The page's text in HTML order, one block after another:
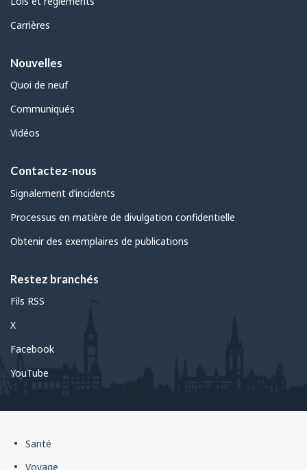
Carrières
Nouvelles
Quoi de neuf
Communiqués
Vidéos
Contactez-nous
Signalement d’incidents
Processus en matière de divulgation confidentielle
Obtenir des exemplaires de publications
Restez branchés
Fils RSS
X
Facebook
YouTube
Pied
de
Santé
Voyage